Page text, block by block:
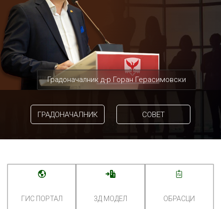
Градоначалник д-р Горан Герасимовски
ГРАДОНАЧАЛНИК СОВЕТ
ГИС ПОРТАЛ 3Д МОДЕЛ ОБРАСЦИ